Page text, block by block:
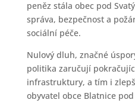
peněz stála obec pod
správa, bezpečnost a
sociální péče.
Nulový dluh, značné
politika zaručují
infrastruktury, a tím i
obyvatel obce Blatnice